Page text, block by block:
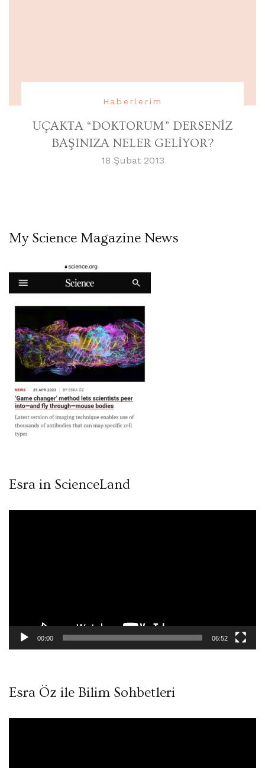
Haberlerim
UÇAKTA “DOKTORUM” DERSENİZ
BAŞINIZA NELER GELİYOR?
18 Şubat 2013
My Science Magazine News
Esra in ScienceLand
00:00 06:52
Esra Öz ile Bilim Sohbetleri